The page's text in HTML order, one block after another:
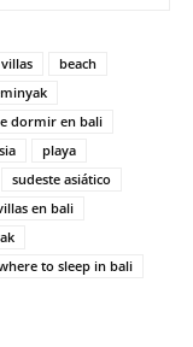
beach
dormir en bali
playa
sudeste asiático
en bali
to sleep in bali